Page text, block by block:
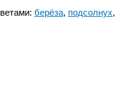
берёза, подсолнух,